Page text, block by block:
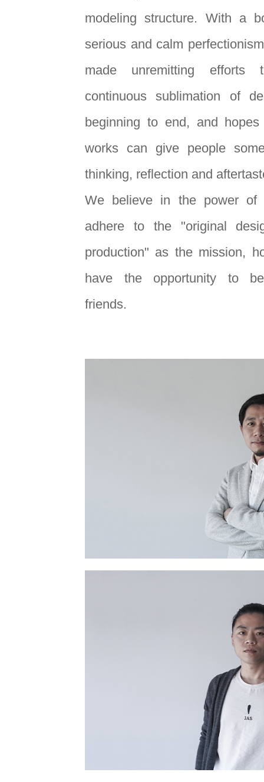
modeling structure. With a
serious and calm
made unremitting efforts
continuous sublimation of
beginning to end, and
works can give people
thinking, reflection and
We believe in the power of
adhere to the "original
production" as the mission,
have the opportunity to
friends.